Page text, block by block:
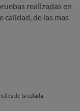
realizadas en
de las mas
de la colada.